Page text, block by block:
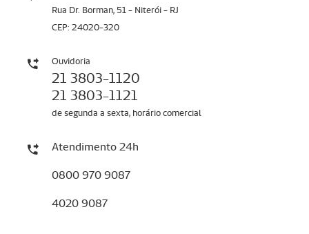
Rua Dr. Borman, 51 - Niterói - RJ
CEP: 24020-320
Ouvidoria
21 3803-1120
21 3803-1121
de segunda a sexta, horário comercial
Atendimento 24h
0800 970 9087
4020 9087